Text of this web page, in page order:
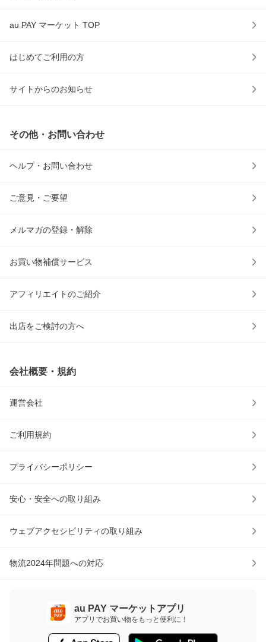
au PAY マーケット TOP
はじめてご利用の方
サイトからのお知らせ
その他・お問い合わせ
ヘルプ・お問い合わせ
ご意見・ご要望
メルマガの登録・解除
お買い物補償サービス
アフィリエイトのご紹介
出店をご検討の方へ
会社概要・規約
運営会社
ご利用規約
プライバシーポリシー
安心・安全への取り組み
ウェブアクセシビリティの取り組み
物流2024年問題への対応
au PAY マーケットアプリ
アプリでお買い物をもっと便利に！